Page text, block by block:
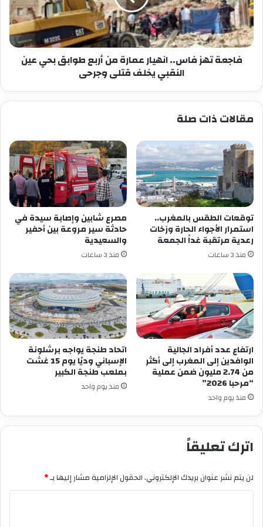
من
أربع
طوابق
بحي
عين
قتلى
فاجعة تهز فاس.. انهيار عمارة من أربع طوابق بحي عين
النقبي يخلف قتلى وجرحى
مقالات ذات صلة
توقعات الطقس بالمغرب..
استمرار الأجواء الحارة وزخات
رعدية مرتقبة غداً الجمعة
منذ 3 ساعات
مصرع شابين وإصابة سيدة في
حادثة سير مروعة بين أحفير
والسعيدية
منذ 3 ساعات
ارتفاع عدد أفراد الجالية
الوافدين إلى المغرب إلى أكثر
من 2.74 مليون ضمن عملية
“مرحبا 2026”
منذ يوم واحد
اتحاد طنجة يواجه برشلونة
الإسباني وديًا يوم 15 غشت
بملعب طنجة الكبير
منذ يوم واحد
اترك تعليقاً
لن يتم نشر عنوان بريدك الإلكتروني.الحقول الإلزامية مشار إليها بـ*